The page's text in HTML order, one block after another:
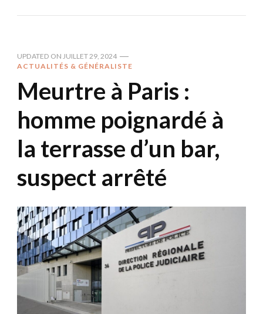
UPDATED ON JUILLET 29, 2024
ACTUALITÉS & GÉNÉRALISTE
Meurtre à Paris :
homme poignardé à
la terrasse d’un bar,
suspect arrêté